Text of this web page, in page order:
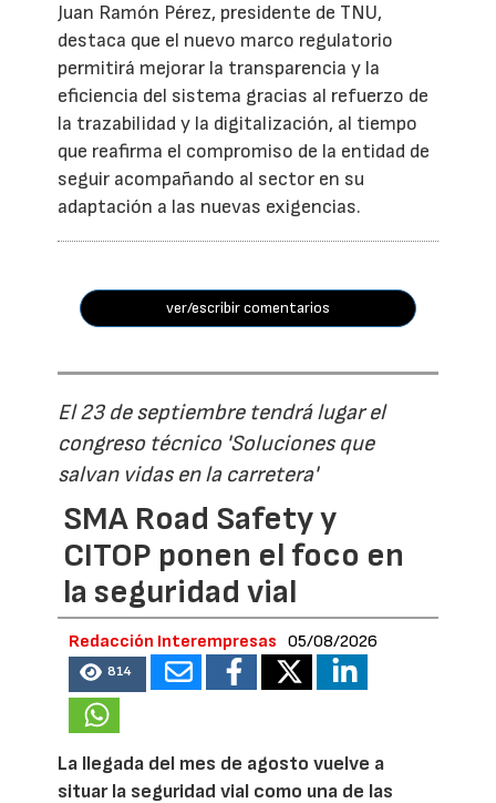
Juan Ramón Pérez, presidente de TNU,
destaca que el nuevo marco regulatorio
permitirá mejorar la transparencia y la
eficiencia del sistema gracias al refuerzo de
la trazabilidad y la digitalización, al tiempo
que reafirma el compromiso de la entidad de
seguir acompañando al sector en su
adaptación a las nuevas exigencias.
ver/escribir comentarios
El 23 de septiembre tendrá lugar el
congreso técnico 'Soluciones que
salvan vidas en la carretera'
SMA Road Safety y
CITOP ponen el foco en
la seguridad vial
Redacción Interempresas 05/08/2026
814
La llegada del mes de agosto vuelve a
situar la seguridad vial como una de las